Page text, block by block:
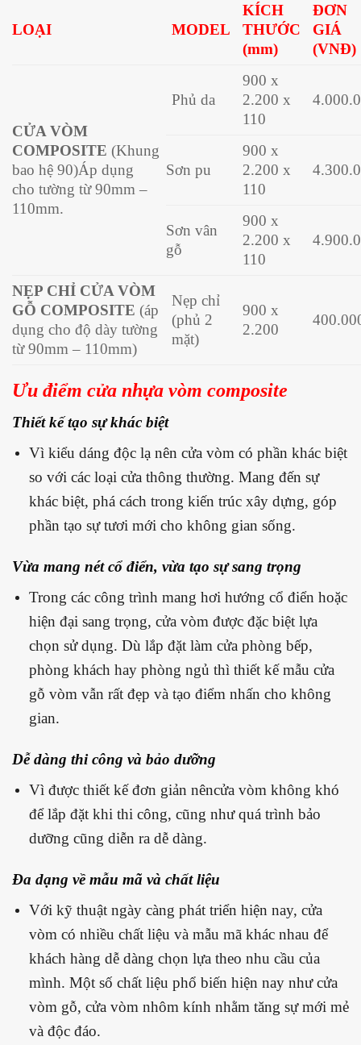
LOẠI MODEL
KÍCH
THƯỚC
(mm)
ĐƠN
GIÁ
(VNĐ)
CỬA VÒM
COMPOSITE (Khung
bao hệ 90)Áp dụng
cho tường từ 90mm –
110mm.
Phủ da
900 x
2.200 x
110
Sơn pu
900 x
2.200 x
110
Sơn vân
gỗ
900 x
2.200 x
110
NẸP CHỈ CỬA VÒM
GỖ COMPOSITE (áp
dụng cho độ dày tường
từ 90mm – 110mm)
Nẹp chỉ
(phủ 2
mặt)
900 x
2.200
Ưu điểm cửa nhựa vòm composite
Thiết kế tạo sự khác biệt
Vì kiểu dáng độc lạ nên cửa vòm có phần khác biệt
so với các loại cửa thông thường. Mang đến sự
khác biệt, phá cách trong kiến trúc xây dựng, góp
phần tạo sự tươi mới cho không gian sống.
Vừa mang nét cổ điển, vừa tạo sự sang trọng
Trong các công trình mang hơi hướng cổ điển hoặc
hiện đại sang trọng, cửa vòm được đặc biệt lựa
chọn sử dụng. Dù lắp đặt làm cửa phòng bếp,
phòng khách hay phòng ngủ thì thiết kế mẫu cửa
gỗ vòm vẫn rất đẹp và tạo điểm nhấn cho không
gian.
Dễ dàng thi công và bảo dưỡng
Vì được thiết kế đơn giản nêncửa vòm không khó
để lắp đặt khi thi công, cũng như quá trình bảo
dưỡng cũng diễn ra dễ dàng.
Đa dạng về mẫu mã và chất liệu
Với kỹ thuật ngày càng phát triển hiện nay, cửa
vòm có nhiều chất liệu và mẫu mã khác nhau để
khách hàng dễ dàng chọn lựa theo nhu cầu của
mình. Một số chất liệu phổ biến hiện nay như cửa
vòm gỗ, cửa vòm nhôm kính nhằm tăng sự mới mẻ
và độc đáo.